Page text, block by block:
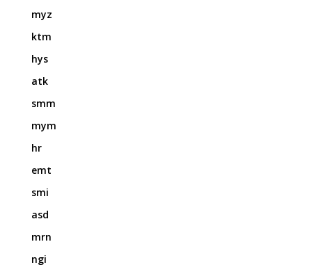
myz
ktm
hys
atk
smm
mym
hr
emt
smi
asd
mrn
ngi